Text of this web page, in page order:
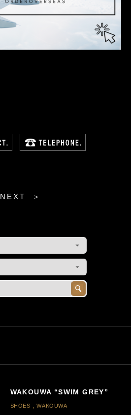
NEXT ＞
WAKOUWA “SWIM GREY”
SHOES ,WAKOUWA